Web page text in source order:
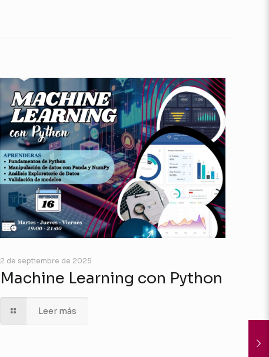
2 de septiembre de 2025
Machine Learning con Python
Leer más